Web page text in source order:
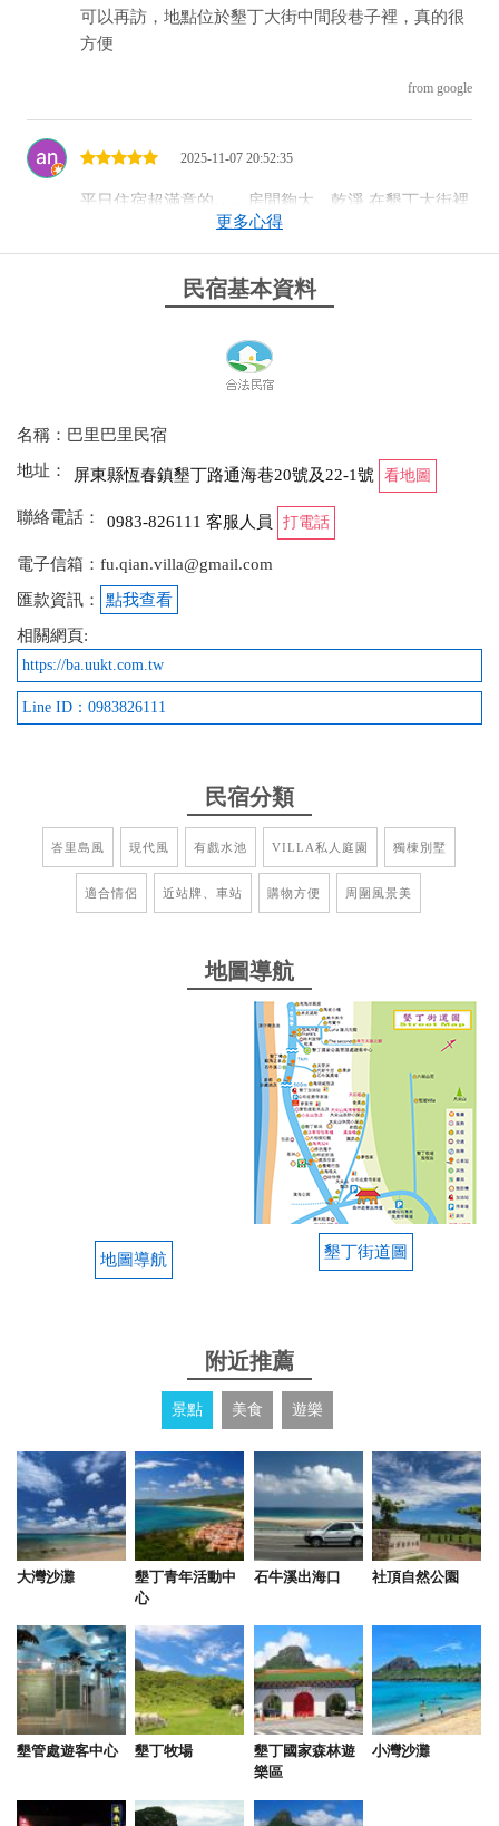
可以再訪，地點位於墾丁大街中間段巷子裡，真的很
方便
from google
2025-11-07 20:52:35
平日住宿超滿意的……房間夠大、乾淨 在墾丁大街裡
的巷子內 有停車場 值得再回訪 （我是透過易遊網平
台訂購）
2025-10-25 19:42:12
在介紹朋友去住的民宿，感謝屋主介紹，是一位漂亮
的女生接待
務人員親切，地點也超方便。每次來都有回家的感
覺，真的很推薦給想放鬆度假的人
2025-09-26 22:14:05
戲水池的房型很棒，水池沒有熱水，適合天氣熱時泡
涼水 房間大浴室佳，浴缸也大，冷氣也大聲 就在墾
丁大街範圍，有停車場，晚餐可以好好飲酒，散步回
來免酒駕 晚上陽台有隻小強，但畢竟是戶外又有盆
2025-08-11 16:57:17
房間不大但感覺還算不錯，採半自助式，入住時會有
人帶，然後都磁卡感應進出，退房也是直接放櫃檯，
from google
就有早餐店。 老闆夫妻非常和善有人情味，因為高鐵
時間提早中午抵達，本來就打算可以晃一下再入住，
老闆比我們還緊張趕快整理房間讓我們提早入房休
又不知道去哪等候，令我印象深刻。 我們母女隔天住
宿福華飯店，卻念念不忘住在這裡的便利舒適跟人情
味，小孩一直說以後來墾丁都只要住這裏不要住福
華，真的很感謝有非常滿意的住宿體驗。
2025-07-12 09:31:35
整個民宿就以3樓的巴厘島風房型最優，住起來很舒
服，而且還有戶外戲水池，以大人來說可以泡泡水，
小小孩可以游泳沒問題，房間唯一的缺點就是燈光太
更多心得
民宿基本資料
名稱：巴里巴里民宿
地址：
屏東縣恆春鎮墾丁路通海巷20號及22-1號 看地圖
聯絡電話： 0983-826111 客服人員 打電話
電子信箱：fu.qian.villa@gmail.com
匯款資訊：
點我查看
相關網頁:
https://ba.uukt.com.tw
Line ID：0983826111
民宿分類
峇里島風 現代風 有戲水池 VILLA私人庭園 獨棟別墅
適合情侶 近站牌、車站 購物方便 周圍風景美
地圖導航
地圖導航 墾丁街道圖
附近推薦
景點 美食 遊樂
大灣沙灘
墾丁青年活動中
心
石牛溪出海口 社頂自然公園
墾管處遊客中心 墾丁牧場
墾丁國家森林遊
樂區
小灣沙灘